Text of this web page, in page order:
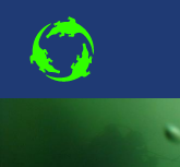
content